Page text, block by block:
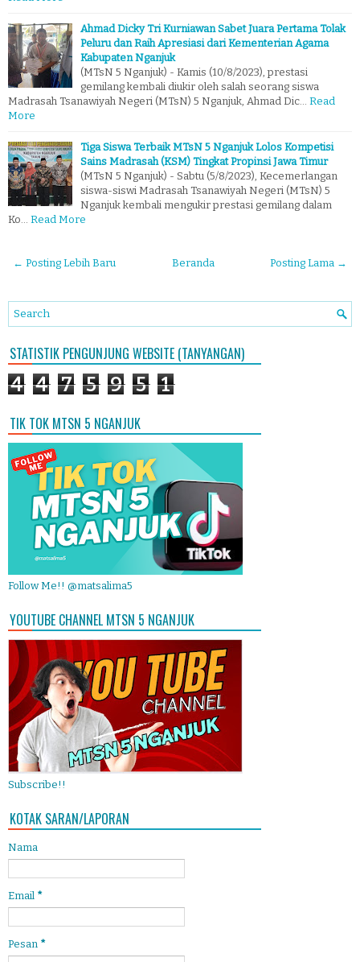
Ahmad Dicky Tri Kurniawan Sabet Juara Pertama Tolak
Peluru dan Raih Apresiasi dari Kementerian Agama
Kabupaten Nganjuk
(MTsN 5 Nganjuk) - Kamis (10/8/2023), prestasi
gemilang kembali diukir oleh salah seorang siswa
Madrasah Tsanawiyah Negeri (MTsN) 5 Nganjuk, Ahmad Dic… Read
More
Tiga Siswa Terbaik MTsN 5 Nganjuk Lolos Kompetisi
Sains Madrasah (KSM) Tingkat Propinsi Jawa Timur
(MTsN 5 Nganjuk) - Sabtu (5/8/2023), Kecemerlangan
siswa-siswi Madrasah Tsanawiyah Negeri (MTsN) 5
Nganjuk kembali mengukir prestasi gemilang dalam
Ko… Read More
← Posting Lebih Baru Posting Lama →
Beranda
STATISTIK PENGUNJUNG WEBSITE (TANYANGAN)
4 4 7 5 9 5 1
TIK TOK MTSN 5 NGANJUK
Follow Me!! @matsalima5
YOUTUBE CHANNEL MTSN 5 NGANJUK
Subscribe!!
KOTAK SARAN/LAPORAN
Nama
Email *
Pesan *